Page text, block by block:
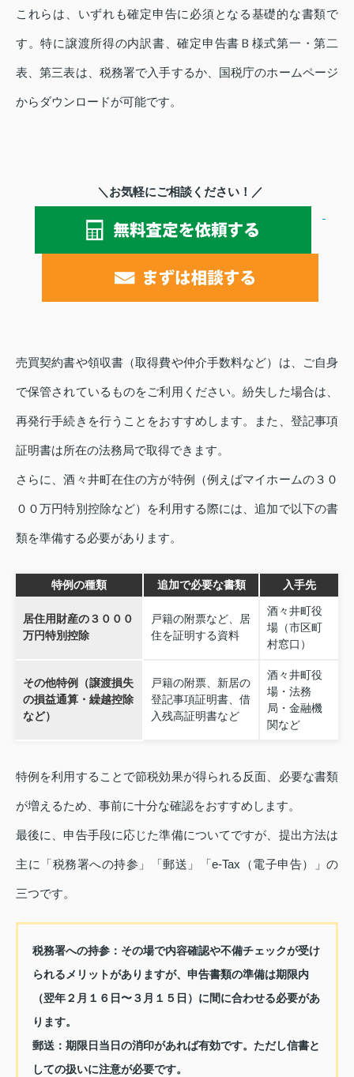
これらは、いずれも確定申告に必須となる基礎的な書類で
す。特に譲渡所得の内訳書、確定申告書Ｂ様式第一・第二
表、第三表は、税務署で入手するか、国税庁のホームページ
からダウンロードが可能です。
＼お気軽にご相談ください！／
売買契約書や領収書（取得費や仲介手数料など）は、ご自身
で保管されているものをご利用ください。紛失した場合は、
再発行手続きを行うことをおすすめします。また、登記事項
証明書は所在の法務局で取得できます。
さらに、酒々井町在住の方が特例（例えばマイホームの３０
００万円特別控除など）を利用する際には、追加で以下の書
類を準備する必要があります。
特例の種類 追加で必要な書類 入手先
居住用財産の３０００
万円特別控除
戸籍の附票など、居
住を証明する資料
酒々井町役
場（市区町
村窓口）
その他特例（譲渡損失
の損益通算・繰越控除
など）
戸籍の附票、新居の
登記事項証明書、借
入残高証明書など
酒々井町役
場・法務
局・金融機
関など
特例を利用することで節税効果が得られる反面、必要な書類
が増えるため、事前に十分な確認をおすすめします。
最後に、申告手段に応じた準備についてですが、提出方法は
主に「税務署への持参」「郵送」「e‑Tax（電子申告）」の
三つです。
税務署への持参：その場で内容確認や不備チェックが受け
られるメリットがありますが、申告書類の準備は期限内
（翌年２月１６日〜３月１５日）に間に合わせる必要があ
ります。
郵送：期限日当日の消印があれば有効です。ただし信書と
しての扱いに注意が必要です。